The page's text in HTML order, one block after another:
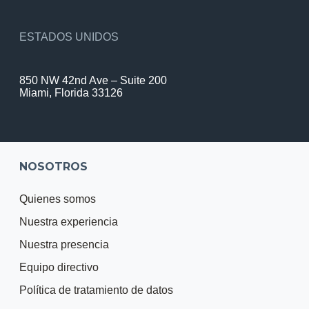
ESTADOS UNIDOS
850 NW 42nd Ave – Suite 200
Miami, Florida 33126
NOSOTROS
Quienes somos
Nuestra experiencia
Nuestra presencia
Equipo directivo
Política de tratamiento de datos